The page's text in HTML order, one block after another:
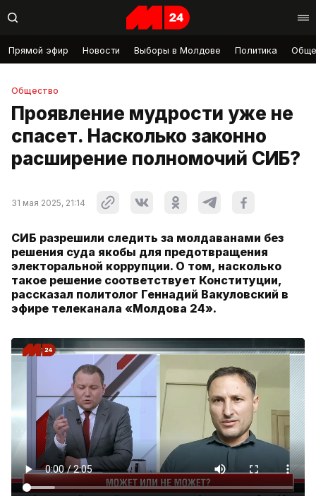
Прямой эфир Новости Выборы в Молдове Политика
Общество
Проявление мудрости уже не
спасет. Насколько законно
расширение полномочий СИБ?
31 мая 2025, 21:14
СИБ разрешили следить за молдаванами без
решения суда якобы для предотвращения
электоральной коррупции. О том, насколько
такое решение соответствует Конституции,
рассказал политолог Геннадий Вакуловский в
эфире телеканала «Молдова 24».